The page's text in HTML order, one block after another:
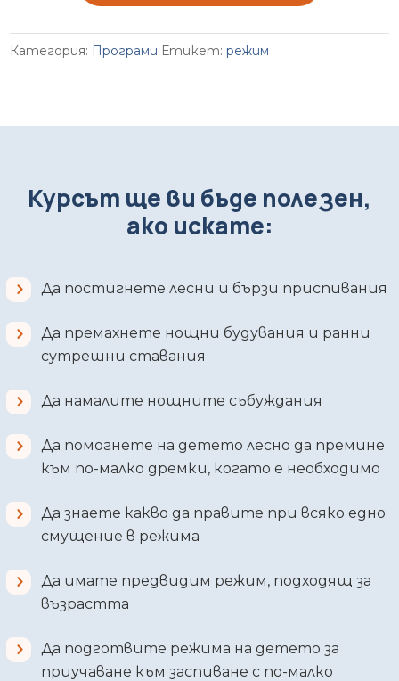
Категория: Програми Етикет: режим
Курсът ще ви бъде полезен,
ако искате:
Да постигнете лесни и бързи приспивания
Да премахнете нощни будувания и ранни
сутрешни ставания
Да намалите нощните събуждания
Да помогнете на детето лесно да премине
към по-малко дремки, когато е необходимо
Да знаете какво да правите при всяко едно
смущение в режима
Да имате предвидим режим, подходящ за
възрастта
Да подготвите режима на детето за
приучаване към заспиване с по-малко